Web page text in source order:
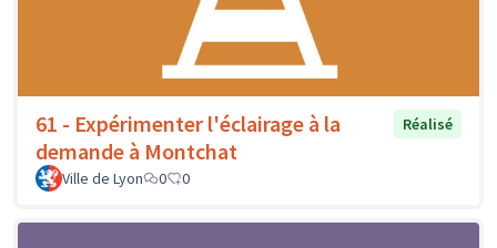
61 - Expérimenter l'éclairage à la
demande à Montchat
Réalisé
Ville de Lyon 0 0